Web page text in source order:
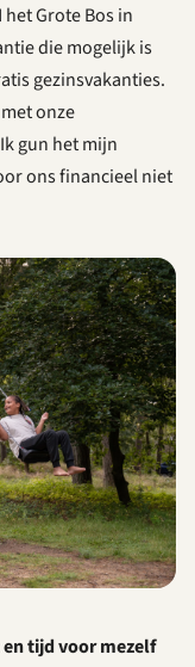
Grote Bos in
die mogelijk is
gezinsvakanties.
onze
gun het mijn
ons financieel niet
tijd voor mezelf